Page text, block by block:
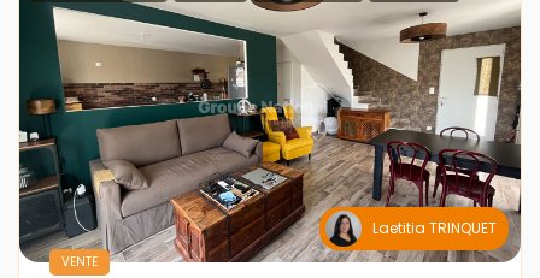
Laetitia TRINQUET
VENTE